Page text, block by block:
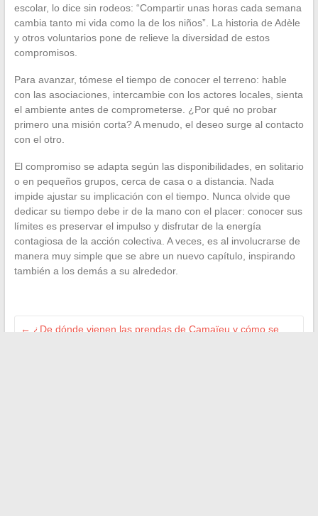
escolar, lo dice sin rodeos: “Compartir unas horas cada semana
cambia tanto mi vida como la de los niños”. La historia de Adèle
y otros voluntarios pone de relieve la diversidad de estos
compromisos.
Para avanzar, tómese el tiempo de conocer el terreno: hable
con las asociaciones, intercambie con los actores locales, sienta
el ambiente antes de comprometerse. ¿Por qué no probar
primero una misión corta? A menudo, el deseo surge al contacto
con el otro.
El compromiso se adapta según las disponibilidades, en solitario
o en pequeños grupos, cerca de casa o a distancia. Nada
impide ajustar su implicación con el tiempo. Nunca olvide que
dedicar su tiempo debe ir de la mano con el placer: conocer sus
límites es preservar el impulso y disfrutar de la energía
contagiosa de la acción colectiva. A veces, es al involucrarse de
manera muy simple que se abre un nuevo capítulo, inspirando
también a los demás a su alrededor.
← ¿De dónde vienen las prendas de Camaïeu y cómo se